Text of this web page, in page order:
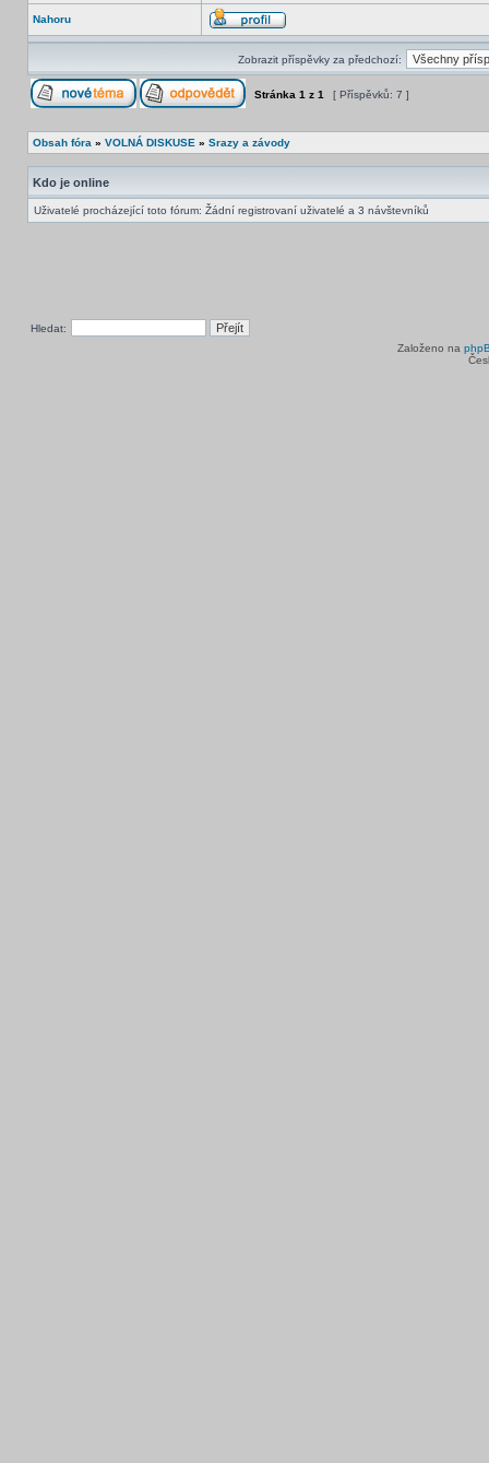
Nahoru
Zobrazit příspěvky za předchozí:
Stránka 1 z 1 [ Příspěvků: 7 ]
Obsah fóra » VOLNÁ DISKUSE » Srazy a závody
Kdo je online
Uživatelé procházející toto fórum: Žádní registrovaní uživatelé a 3 návštevníků
Hledat:
Založeno na